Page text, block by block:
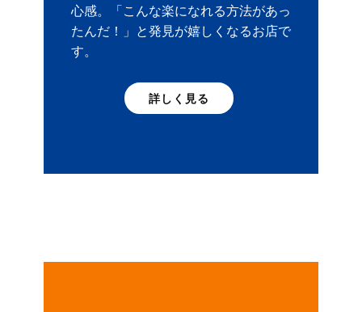
心感。「こんな楽になれる方法があっ
たんだ！」と発見が嬉しくなるお店で
す。
詳しく見る